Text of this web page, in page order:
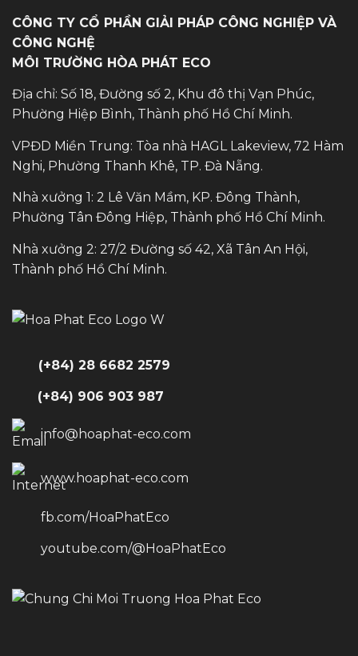
CÔNG TY CỔ PHẦN GIẢI PHÁP CÔNG NGHIỆP VÀ
CÔNG NGHỆ
MÔI TRƯỜNG HÒA PHÁT ECO
Địa chỉ: Số 18, Đường số 2, Khu đô thị Vạn Phúc,
Phường Hiệp Bình, Thành phố Hồ Chí Minh.
VPĐD Miền Trung: Tòa nhà HAGL Lakeview, 72 Hàm
Nghi, Phường Thanh Khê, TP. Đà Nẵng.
Nhà xưởng 1: 2 Lê Văn Mầm, KP. Đông Thành,
Phường Tân Đông Hiệp, Thành phố Hồ Chí Minh.
Nhà xưởng 2: 27/2 Đường số 42, Xã Tân An Hội,
Thành phố Hồ Chí Minh.
(+84) 28 6682 2579
(+84) 906 903 987
info@hoaphat-eco.com
www.hoaphat-eco.com
fb.com/HoaPhatEco
youtube.com/@HoaPhatEco